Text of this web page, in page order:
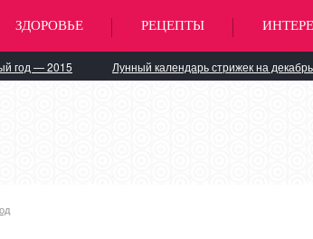
ЗДОРОВЬЕ РЕЦЕПТЫ
год — 2015 Лунный календарь стрижек на